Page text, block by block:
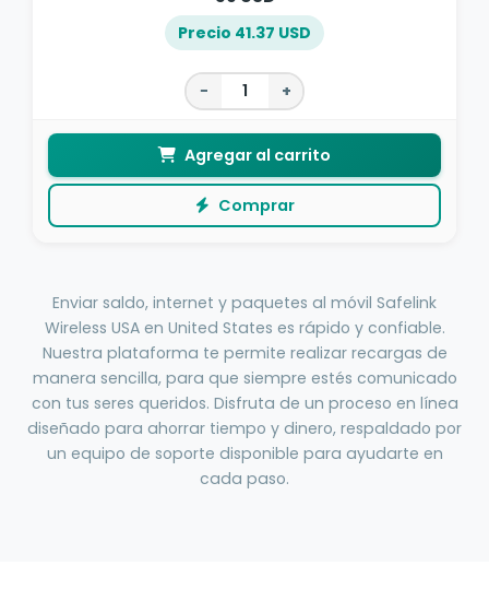
Precio 41.37 USD
− +
Agregar al carrito
Comprar
Enviar saldo, internet y paquetes al móvil Safelink
Wireless USA en United States es rápido y confiable.
Nuestra plataforma te permite realizar recargas de
manera sencilla, para que siempre estés comunicado
con tus seres queridos. Disfruta de un proceso en línea
diseñado para ahorrar tiempo y dinero, respaldado por
un equipo de soporte disponible para ayudarte en
cada paso.